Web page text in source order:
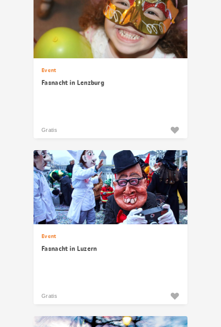
Event
Fasnacht in Lenzburg
Gratis
Event
Fasnacht in Luzern
Gratis